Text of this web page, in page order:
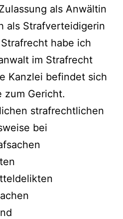
als Anwältin
als Strafverteidigerin
habe ich
im Strafrecht
Kanzlei befindet sich
zum Gericht.
strafrechtlichen
bei